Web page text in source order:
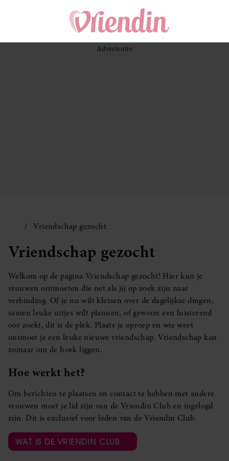
Vriendschap gezocht
Vriendschap gezocht
Welkom op de pagina Vriendschap gezocht! Hier kun je
vrouwen ontmoeten die net als jij op zoek zijn naar
verbinding. Of je nu wilt kletsen over de dagelijkse dingen,
samen leuke uitjes wilt plannen, of gewoon een luisterend
oor zoekt, dit is de plek. Plaats je oproep en wie weet
ontmoet je een leuke nieuwe vriendschap. Vriendschap kan
zomaar om de hoek liggen.
Hoe werkt het?
Om berichten te plaatsen en contact te hebben met andere
vrouwen moet je lid zijn van de Vriendin Club en ingelogd
zijn. Dit is exclusief voor leden van de Vriendin Club.
WAT IS DE VRIENDIN CLUB